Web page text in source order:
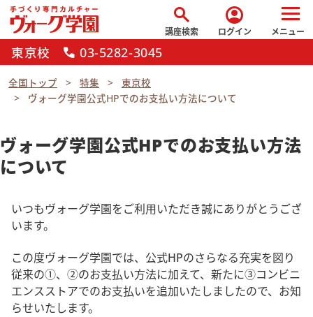
search
講座検索
account_circle
ログイン メニュー
東京校 call 03-5282-3045
全国トップ 特集
東京校
ヴォーグ学園公式HPでのお支払い方法について
ヴォーグ学園公式HPでのお支払い方法
について
いつもヴォーグ学園をご利用いただき誠にありがとうござ
います。
この度ヴォーグ学園では、公式HPのさらなる充実を図り
従来の①、②のお支払い方法に加えて、新たに③コンビニ
エンスストアでのお支払いを追加いたしましたので、お知
らせいたします。